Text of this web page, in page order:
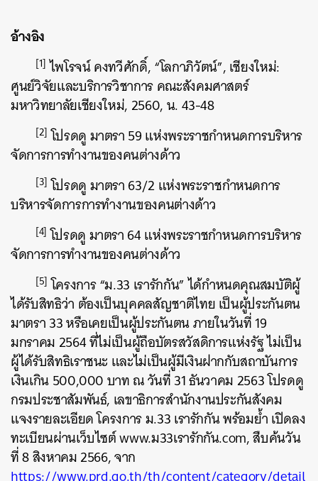
อ้างอิง
[1] ไพโรจน์ คงทวีศักดิ์, “โลกาภิวัตน์”, เชียงใหม่:
ศูนย์วิจัยและบริการวิชาการ คณะสังคมศาสตร์
มหาวิทยาลัยเชียงใหม่, 2560, น. 43-48
[2] โปรดดู มาตรา 59 แห่งพระราชกำหนดการบริหาร
จัดการการทำงานของคนต่างด้าว
[3] โปรดดู มาตรา 63/2 แห่งพระราชกำหนดการ
บริหารจัดการการทำงานของคนต่างด้าว
[4] โปรดดู มาตรา 64 แห่งพระราชกำหนดการบริหาร
จัดการการทำงานของคนต่างด้าว
[5] โครงการ “ม.33 เรารักกัน” ได้กำหนดคุณสมบัติผู้
ได้รับสิทธิว่า ต้องเป็นบุคคลสัญชาติไทย เป็นผู้ประกันตน
มาตรา 33 หรือเคยเป็นผู้ประกันตน ภายในวันที่ 19
มกราคม 2564 ที่ไม่เป็นผู้ถือบัตรสวัสดิการแห่งรัฐ ไม่เป็น
ผู้ได้รับสิทธิเราชนะ และไม่เป็นผู้มีเงินฝากกับสถาบันการ
เงินเกิน 500,000 บาท ณ วันที่ 31 ธันวาคม 2563 โปรดดู
กรมประชาสัมพันธ์, เลขาธิการสำนักงานประกันสังคม
แจงรายละเอียด โครงการ ม.33 เรารักกัน พร้อมย้ำ เปิดลง
ทะเบียนผ่านเว็บไซต์ www.ม33เรารักกัน.com, สืบค้นวัน
ที่ 8 สิงหาคม 2566, จาก
https://www.prd.go.th/th/content/category/detail